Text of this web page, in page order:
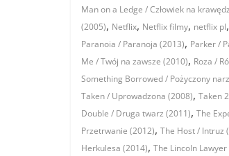
Man on a Ledge / Człowiek na
(2005), Netflix, Netflix filmy, netflix pl,
Paranoia / Paranoja (2013), Parker /
Me / Twój na zawsze (2010), Roza /
Something Borrowed / Pożyczony
Taken / Uprowadzona (2008), Taken
Double / Druga twarz (2011), The
Przetrwanie (2012), The Host / Intruz
Herkulesa (2014), The Lincoln